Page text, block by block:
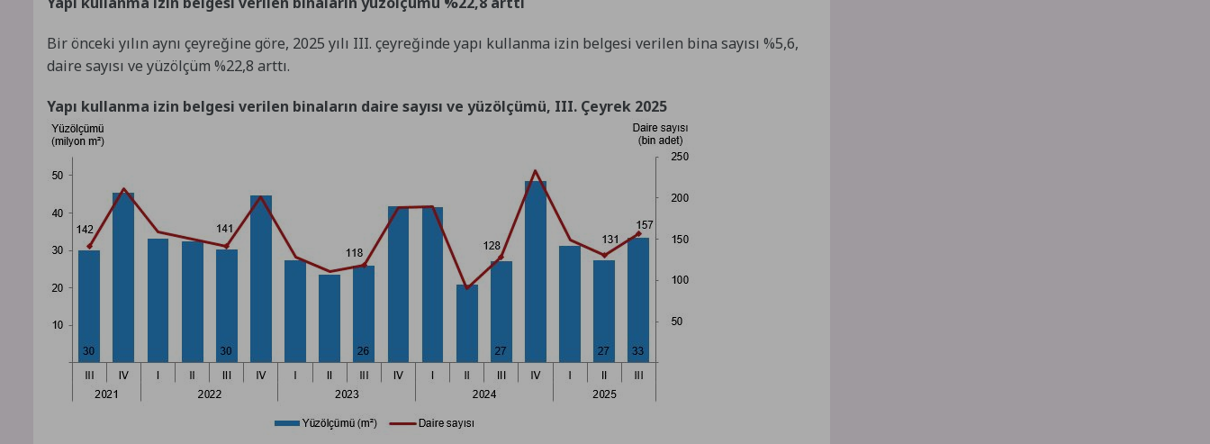
Bir önceki yılın aynı çeyreğine göre, 2025 yılı III. çeyreğinde yapı kullanma izin belgesi verilen bina sayısı %5,6,
daire sayısı ve yüzölçüm %22,8 arttı.
Yapı kullanma izin belgesi verilen binaların daire sayısı ve yüzölçümü, III. Çeyrek 2025